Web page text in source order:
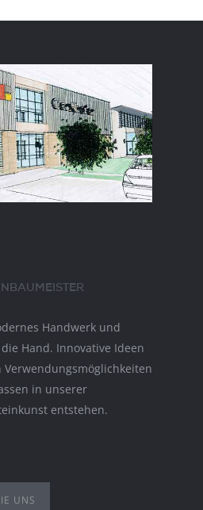
Handwerk und
Hand. Innovative Ideen
in unserer
entstehen.
UNS